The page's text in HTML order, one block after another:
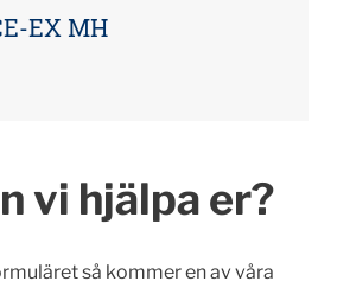
EX MH
vi hjälpa er?
så kommer en av våra